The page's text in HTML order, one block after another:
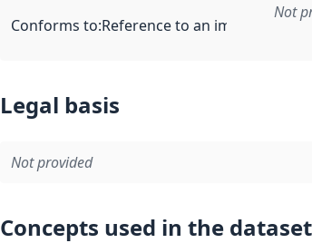
Conforms to:Reference to an
Not
Legal basis
Not provided
Concepts used in the dataset